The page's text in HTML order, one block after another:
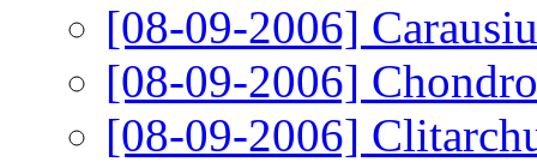
[08-09-2006]
[08-09-2006]
[08-09-2006]